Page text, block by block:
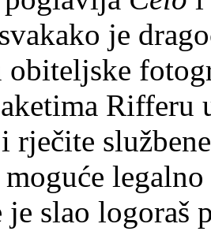
je
obiteljske
Rifferu
rječite
slao logoraš